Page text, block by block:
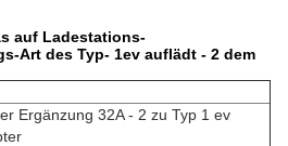
auf Ladestations-
Art des Typ- 1ev auflädt - 2 dem
Ergänzung 32A - 2 zu Typ 1 ev